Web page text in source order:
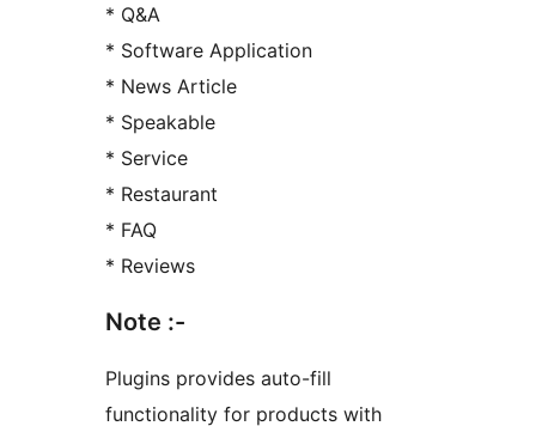
* Q&A
* Software Application
* News Article
* Speakable
* Service
* Restaurant
* FAQ
* Reviews
Note :-
Plugins provides auto-fill
functionality for products with